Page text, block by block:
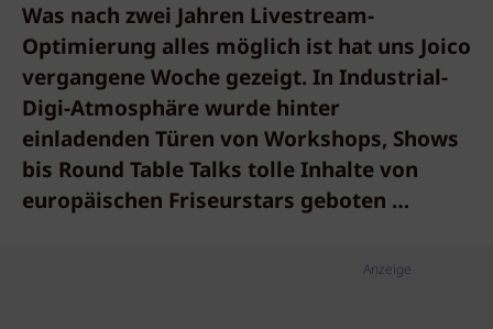
Was nach zwei Jahren Livestream-
Optimierung alles möglich ist hat uns Joico
vergangene Woche gezeigt. In Industrial-
Digi-Atmosphäre wurde hinter
einladenden Türen von Workshops, Shows
bis Round Table Talks tolle Inhalte von
europäischen Friseurstars geboten …
Anzeige